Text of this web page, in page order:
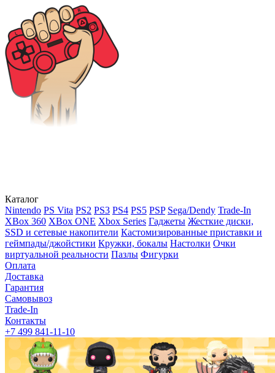
Каталог
Nintendo PS Vita PS2 PS3 PS4 PS5 PSP Sega/Dendy Trade-In
XBox 360 XBox ONE Xbox Series Гаджеты Жесткие диски,
SSD и сетевые накопители Кастомизированные приставки и
геймпады/джойстики Кружки, бокалы Настолки Очки
виртуальной реальности Пазлы Фигурки
Оплата
Доставка
Гарантия
Самовывоз
Trade-In
Контакты
+7 499 841-11-10